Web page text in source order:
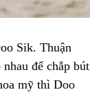
Sik. Thuận
để chắp bút
mỹ thì Doo